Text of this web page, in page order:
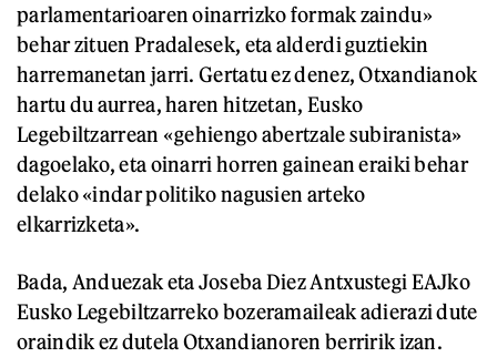
parlamentarioaren oinarrizko formak zaindu»
behar zituen Pradalesek, eta alderdi guztiekin
harremanetan jarri. Gertatu ez denez, Otxandianok
hartu du aurrea, haren hitzetan, Eusko
Legebiltzarrean «gehiengo abertzale subiranista»
dagoelako, eta oinarri horren gainean eraiki behar
delako «indar politiko nagusien arteko
elkarrizketa».
Bada, Anduezak eta Joseba Diez Antxustegi EAJko
Eusko Legebiltzarreko bozeramaileak adierazi dute
oraindik ez dutela Otxandianoren berririk izan.